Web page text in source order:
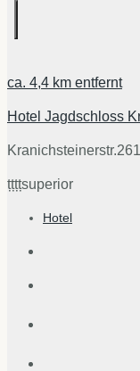
ca. 4,4 km entfernt
Hotel Jagdschloss
țțțțsuperior
Hotel